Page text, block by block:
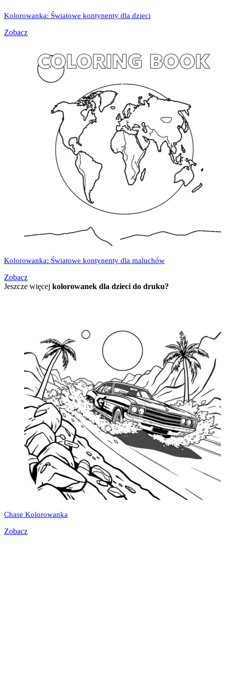
Kolorowanka: Światowe kontynenty dla dzieci
Zobacz
Kolorowanka: Światowe kontynenty dla maluchów
Zobacz
Jeszcze więcej kolorowanek dla dzieci do druku?
Chase Kolorowanka
Zobacz